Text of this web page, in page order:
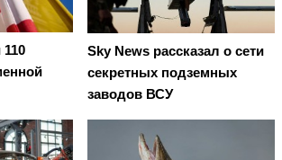
Sky News рассказал о сети
секретных подземных
заводов ВСУ